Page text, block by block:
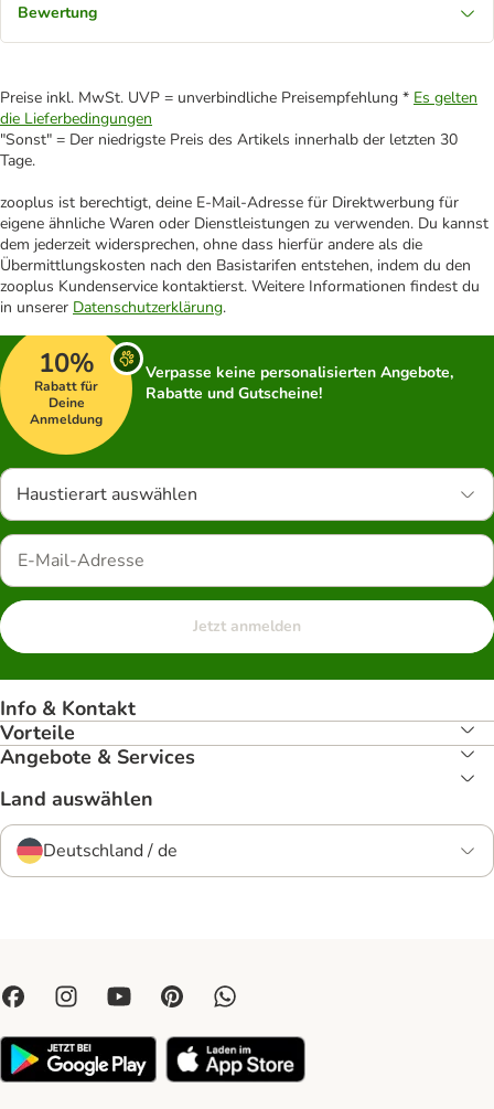
Bewertung
Preise inkl. MwSt. UVP = unverbindliche Preisempfehlung * Es gelten
die Lieferbedingungen
"Sonst" = Der niedrigste Preis des Artikels innerhalb der letzten 30
Tage.
zooplus ist berechtigt, deine E-Mail-Adresse für Direktwerbung für
eigene ähnliche Waren oder Dienstleistungen zu verwenden. Du kannst
dem jederzeit widersprechen, ohne dass hierfür andere als die
Übermittlungskosten nach den Basistarifen entstehen, indem du den
zooplus Kundenservice kontaktierst. Weitere Informationen findest du
in unserer Datenschutzerklärung.
10%
Rabatt für
Deine
Anmeldung
Verpasse keine personalisierten Angebote,
Rabatte und Gutscheine!
Haustierart auswählen
Jetzt anmelden
Info & Kontakt
Vorteile
Angebote & Services
Land auswählen
Deutschland / de